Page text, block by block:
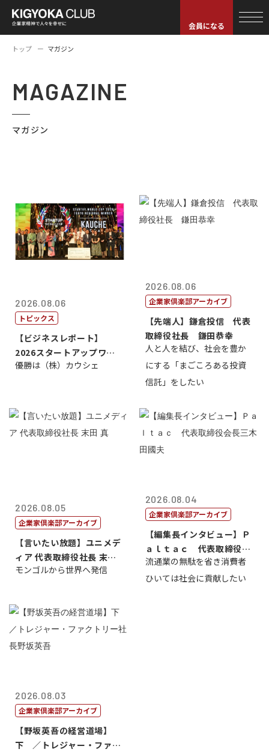
会員になる
トップ マガジン
MAGAZINE
マガジン
2026.08.06
トピックス
【ビジネスレポート】
2026スタートアップワー
ルドカップ東京
優勝は（株）カウシェ
2026.08.06
企業家倶楽部アーカイブ
【先端人】鎌倉投信 代表
取締役社長 鎌田恭幸
人と人を結び、社会を豊か
にする「まごころある投資
信託」をしたい
2026.08.05
企業家倶楽部アーカイブ
【言いたい放題】ユニメデ
ィア 代表取締役社長 末田
真
モンゴルから世界へ発信
2026.08.04
企業家倶楽部アーカイブ
【編集長インタビュー】Ｐ
ａｌｔａｃ 代表取締役会
長三木田國夫
流通業の無駄を省き消費者
ひいては社会に貢献したい
2026.08.03
企業家倶楽部アーカイブ
【野坂英吾の経営道場】
下 ／トレジャー・ファク